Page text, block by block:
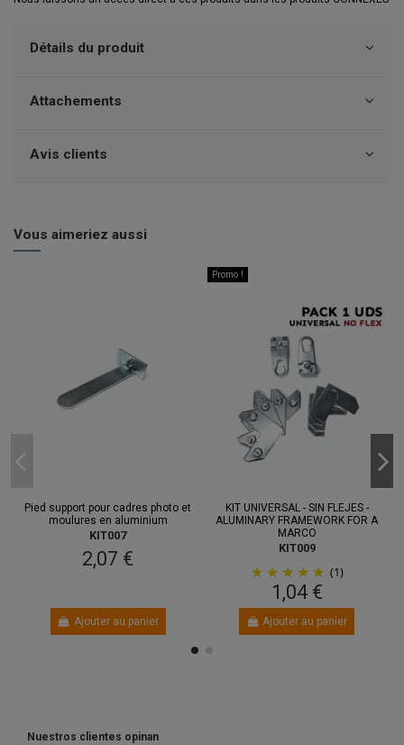
Détails du produit
Attachements
Avis clients
Vous aimeriez aussi
Pied support pour cadres photo et
moulures en aluminium
KIT007
2,07 €
Ajouter au panier
Promo !
KIT UNIVERSAL - SIN FLEJES -
ALUMINARY FRAMEWORK FOR A
MARCO
KIT009
(1)
1,04 €
Ajouter au panier
Nuestros clientes opinan